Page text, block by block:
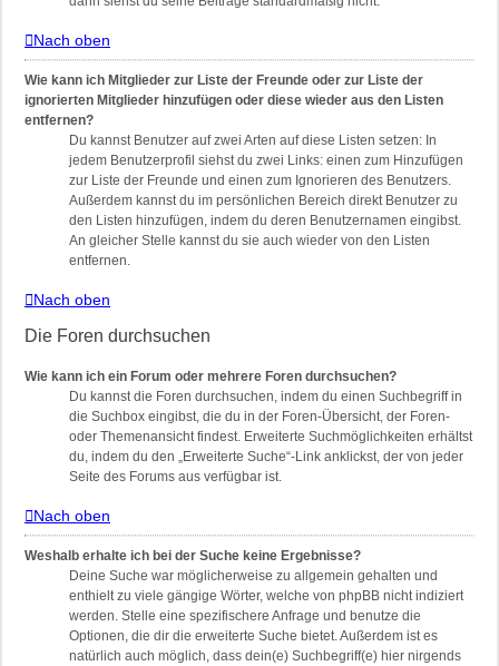
Nach oben
Wie kann ich Mitglieder zur Liste der Freunde oder zur Liste der
ignorierten Mitglieder hinzufügen oder diese wieder aus den Listen
entfernen?
Du kannst Benutzer auf zwei Arten auf diese Listen setzen: In
jedem Benutzerprofil siehst du zwei Links: einen zum Hinzufügen
zur Liste der Freunde und einen zum Ignorieren des Benutzers.
Außerdem kannst du im persönlichen Bereich direkt Benutzer zu
den Listen hinzufügen, indem du deren Benutzernamen eingibst.
An gleicher Stelle kannst du sie auch wieder von den Listen
entfernen.
Nach oben
Die Foren durchsuchen
Wie kann ich ein Forum oder mehrere Foren durchsuchen?
Du kannst die Foren durchsuchen, indem du einen Suchbegriff in
die Suchbox eingibst, die du in der Foren-Übersicht, der Foren-
oder Themenansicht findest. Erweiterte Suchmöglichkeiten erhältst
du, indem du den „Erweiterte Suche“-Link anklickst, der von jeder
Seite des Forums aus verfügbar ist.
Nach oben
Weshalb erhalte ich bei der Suche keine Ergebnisse?
Deine Suche war möglicherweise zu allgemein gehalten und
enthielt zu viele gängige Wörter, welche von phpBB nicht indiziert
werden. Stelle eine spezifischere Anfrage und benutze die
Optionen, die dir die erweiterte Suche bietet. Außerdem ist es
natürlich auch möglich, dass dein(e) Suchbegriff(e) hier nirgends